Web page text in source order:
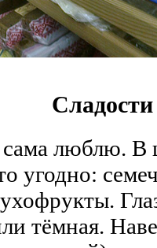
Сладости
сама люблю. В
угодно:
тёмная.